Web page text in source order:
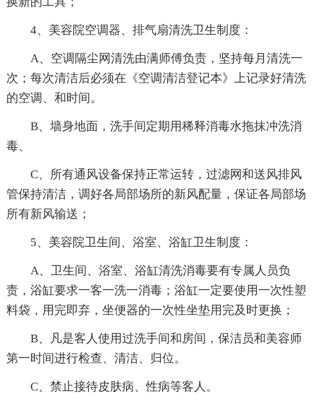
4、美容院空调器、排气扇清洗卫生制度：
A、空调隔尘网清洗由满师傅负责，坚持每月清洗一
次；每次清洁后必须在《空调清洁登记本》上记录好清洗
的空调、和时间。
B、墙身地面，洗手间定期用稀释消毒水拖抹冲洗消
毒、
C、所有通风设备保持正常运转，过滤网和送风排风
管保持清洁，调好各局部场所的新风配量，保证各局部场
所有新风输送；
5、美容院卫生间、浴室、浴缸卫生制度：
A、卫生间、浴室、浴缸清洗消毒要有专属人员负
责，浴缸要求一客一洗一消毒；浴缸一定要使用一次性塑
料袋，用完即弃，坐便器的一次性坐垫用完及时更换；
B、凡是客人使用过洗手间和房间，保洁员和美容师
第一时间进行检查、清洁、归位。
C、禁止接待皮肤病、性病等客人。